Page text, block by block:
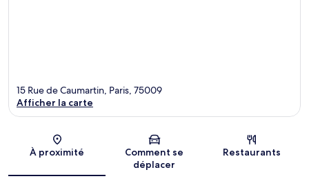
Carte
15 Rue de Caumartin, Paris, 75009
Afficher la carte
À proximité
Comment se
déplacer
Restaurants